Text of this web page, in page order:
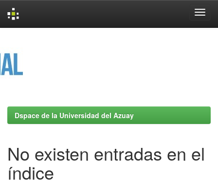
Dspace de la Universidad del Azuay
No existen entradas en el
índice